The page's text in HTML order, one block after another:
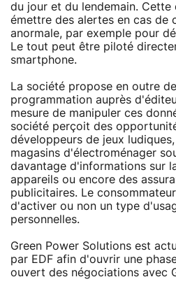
du jour et du lendemain.
émettre des alertes en cas de
anormale, par exemple pour
Le tout peut être piloté
smartphone.
La société propose en outre
programmation auprès
mesure de manipuler ces
société perçoit des
développeurs de jeux
magasins d'électroménager
davantage d'informations sur
appareils ou encore des
publicitaires. Le
d'activer ou non un type
personnelles.
Green Power Solutions est
par EDF afin d'ouvrir une
ouvert des négociations avec